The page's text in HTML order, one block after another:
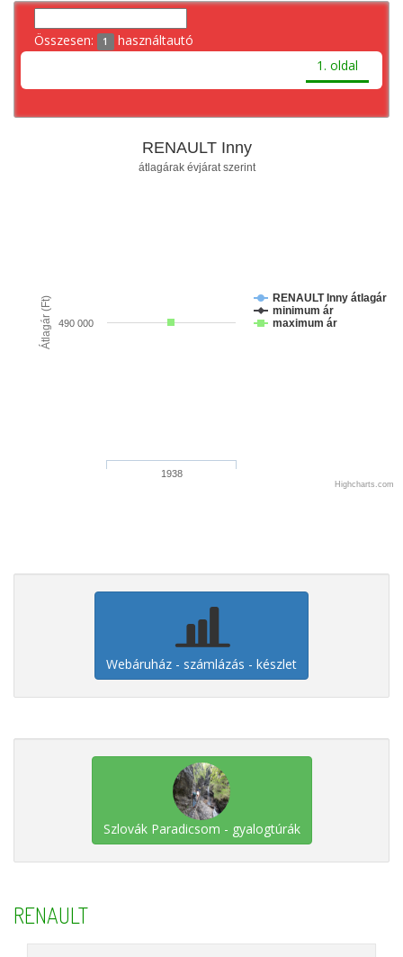
Összesen: 1
használtautó
1. oldal
Átlagár (Ft)
RENAULT Inny
átlagárak évjárat szerint
RENAULT Inny átlagár
minimum ár
maximum ár
1938
490 000
Highcharts.com
Webáruház - számlázás - készlet
Szlovák Paradicsom - gyalogtúrák
RENAULT